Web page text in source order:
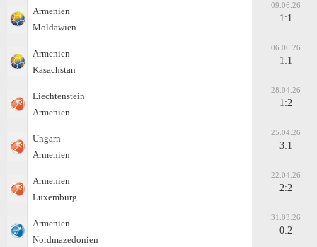
Armenien
Moldawien
09.06.26
1:1
Armenien
Kasachstan
06.06.26
1:1
Liechtenstein
Armenien
28.04.26
1:2
Ungarn
Armenien
25.04.26
3:1
Armenien
Luxemburg
22.04.26
2:2
Armenien
Nordmazedonien
31.03.26
0:2